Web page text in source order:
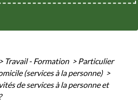
> Travail - Formation > Particulier
(services à la personne) >
de services à la personne et